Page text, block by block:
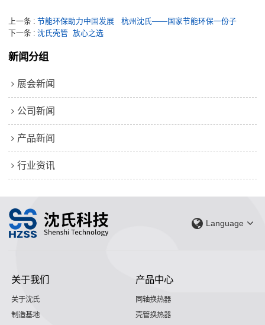
上一条
节能环保助力中国发展   杭州沈氏——国家节能环保一份子
下一条
沈氏壳管  放心之选
新闻分组
展会新闻
公司新闻
产品新闻
行业资讯
Language
关于我们
关于沈氏
制造基地
产品中心
同轴换热器
壳管换热器